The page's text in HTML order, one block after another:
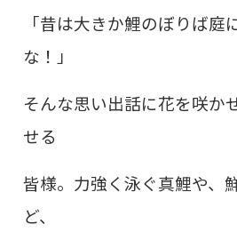
「昔は大きか鯉のぼりば庭
な！」
そんな思い出話に花を咲か
せる
皆様。力強く泳ぐ真鯉や、
ど、